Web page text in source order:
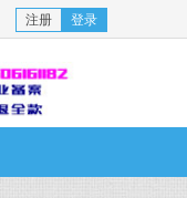
注册 登录